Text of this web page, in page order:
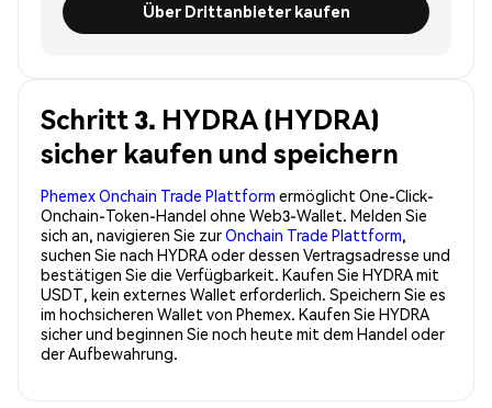
Über Drittanbieter kaufen
Schritt 3. HYDRA (HYDRA)
sicher kaufen und speichern
Phemex Onchain Trade Plattform ermöglicht One-Click-
Onchain-Token-Handel ohne Web3-Wallet. Melden Sie
sich an, navigieren Sie zurOnchain Trade Plattform,
suchen Sie nach HYDRA oder dessen Vertragsadresse und
bestätigen Sie die Verfügbarkeit. Kaufen Sie HYDRA mit
USDT, kein externes Wallet erforderlich. Speichern Sie es
im hochsicheren Wallet von Phemex. Kaufen Sie HYDRA
sicher und beginnen Sie noch heute mit dem Handel oder
der Aufbewahrung.